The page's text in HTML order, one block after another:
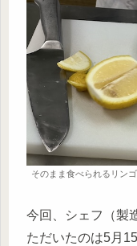
そのまま食べられるリン
今回、シェフ（製
ただいたのは5月